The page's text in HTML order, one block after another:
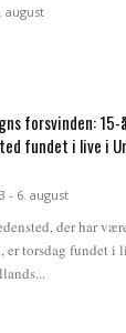
august
forsvinden: 15-
fundet i live i
- 6. august
der har
er torsdag fundet i